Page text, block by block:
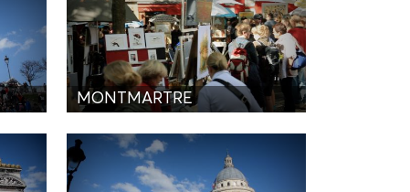
MONTMARTRE